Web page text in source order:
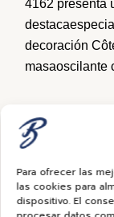
Para ofrecer las
las cookies para
dispositivo. El
4162 presenta
destaca
decoración
masaoscilante